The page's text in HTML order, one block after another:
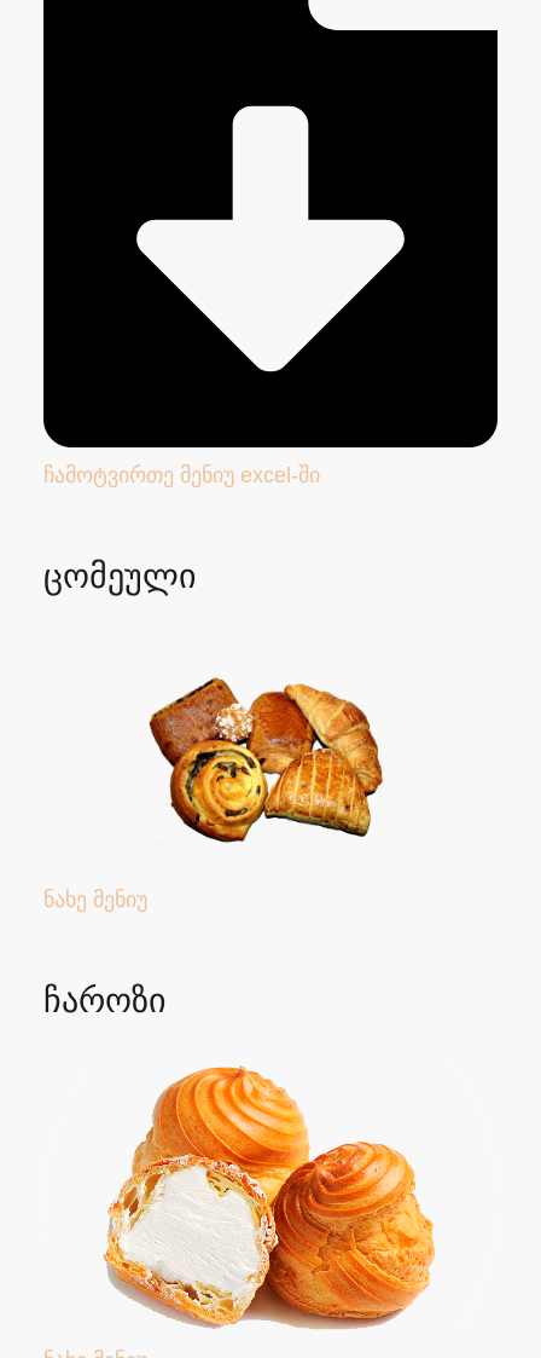
ჩამოტვირთე მენიუ excel-ში
ცომეული
ნახე მენიუ
ჩაროზი